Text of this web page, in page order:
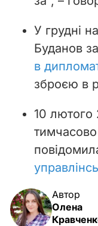
У грудні
Буданов
в
зброєю в
10 лютого
Автор
Олена